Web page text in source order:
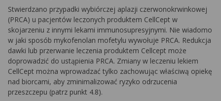
Stwierdzano przypadki wybiórczej aplazji czerwonokrwinkowej
(PRCA) u pacjentów leczonych produktem CellCept w
skojarzeniu z innymi lekami immunosupresyjnymi. Nie wiadomo
w jaki sposób mykofenolan mofetylu wywołuje PRCA. Redukcja
dawki lub przerwanie leczenia produktem Cellcept może
doprowadzić do ustąpienia PRCA. Zmiany w leczeniu lekiem
CellCept można wprowadzać tylko zachowując właściwą opiekę
nad biorcami, aby zminimalizować ryzyko odrzucenia
przeszczepu (patrz punkt 4.8).